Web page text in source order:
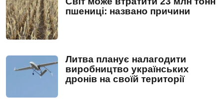
пшениці: названо причини
Литва планує налагодити
виробництво українських
дронів на своїй території